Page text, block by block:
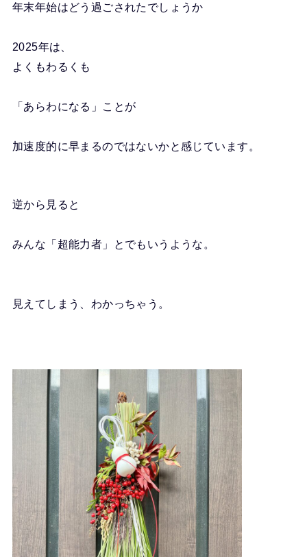
年末年始はどう過ごされたでしょうか
2025年は、
よくもわるくも
「あらわになる」ことが
加速度的に早まるのではないかと感じています。
逆から見ると
みんな「超能力者」とでもいうような。
見えてしまう、わかっちゃう。